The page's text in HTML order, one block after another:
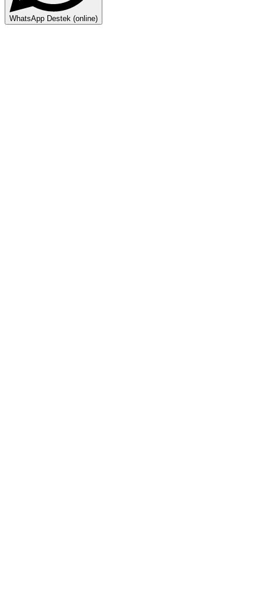
WhatsApp Destek (online)